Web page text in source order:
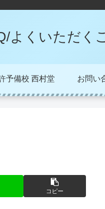
よくいただく
予備校 西村堂 お問い
コピー